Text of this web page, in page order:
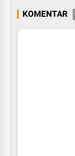
KOMENTAR